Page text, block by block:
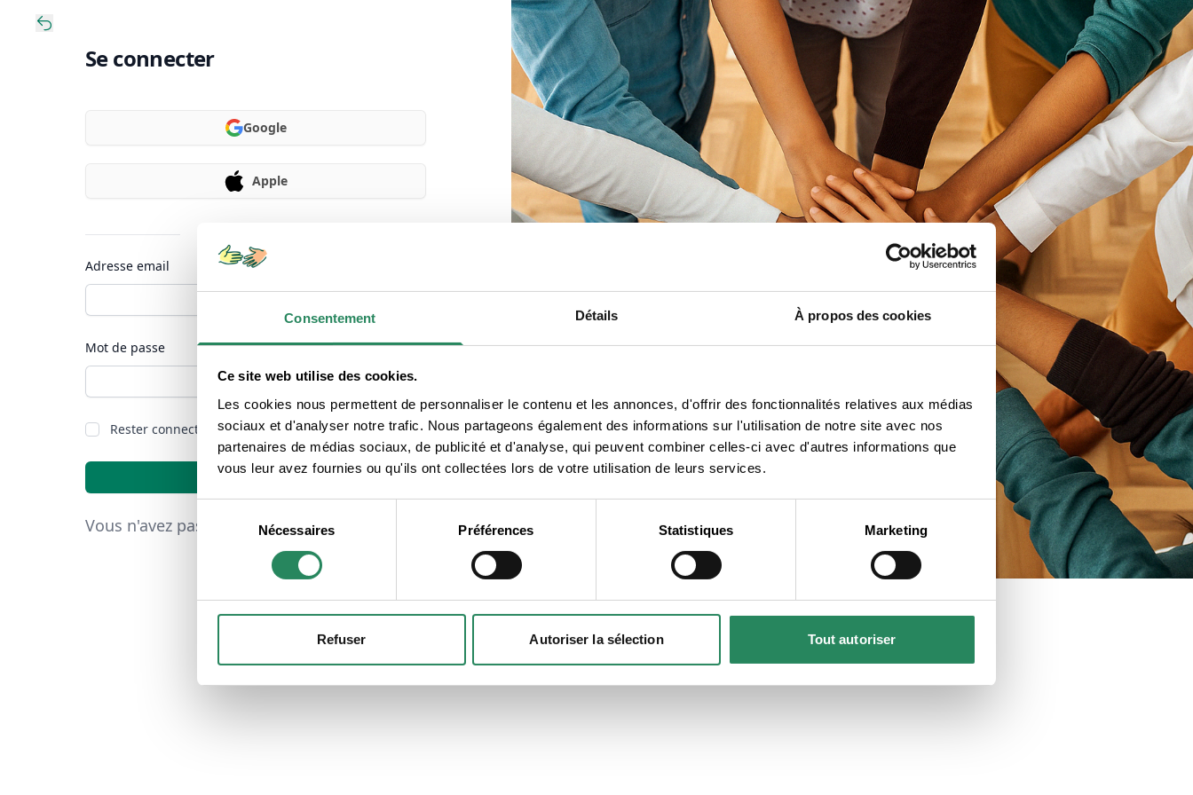
Consentement Détails À propos des cookies
Ce site web utilise des cookies.
Les cookies nous permettent de personnaliser le contenu et les annonces, d'offrir des fonctionnalités relatives aux médias
sociaux et d'analyser notre trafic. Nous partageons également des informations sur l'utilisation de notre site avec nos
partenaires de médias sociaux, de publicité et d'analyse, qui peuvent combiner celles-ci avec d'autres informations que
vous leur avez fournies ou qu'ils ont collectées lors de votre utilisation de leurs services.
du
consentement
Nécessaires Préférences Statistiques Marketing
Refuser Autoriser la sélection Tout autoriser
Se connecter
Google
Apple
Adresse email
Mot de passe
Rester connecté Mot de passe oublié ?
Connexion
Vous n'avez pas de compte ?Inscrivez-vous